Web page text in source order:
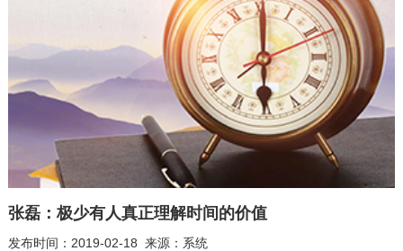
张磊：极少有人真正理解时间的价值
发布时间：2019-02-18 来源：系统